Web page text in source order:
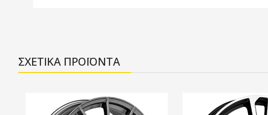
ΣΧΕΤΙΚΑ ΠΡΟΪΟΝΤΑ